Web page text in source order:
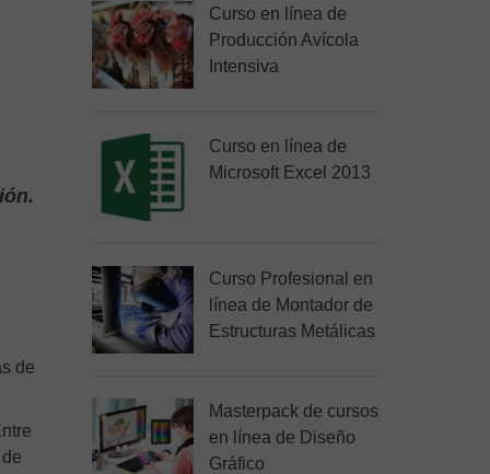
de
Curso en línea de
Producción Avícola
Intensiva
Curso en línea de
Microsoft Excel 2013
Curso Profesional en
línea de Montador de
Estructuras Metálicas
Masterpack de cursos
en línea de Diseño
Gráfico